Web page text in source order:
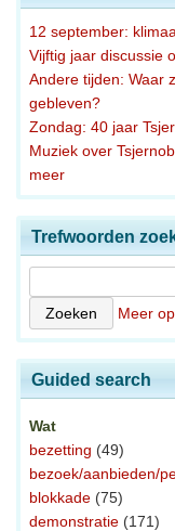
12 september:
Vijftig jaar discussie
Andere tijden: Waar
gebleven?
Zondag: 40 jaar
Muziek over
meer
Trefwoorden
Meer
Guided search
Wat
bezetting (49)
bezoek/aanbieden/
blokkade (75)
demonstratie (171)